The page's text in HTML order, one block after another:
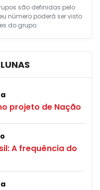
são definidas pelo
número poderá ser visto
do grupo.
projeto de Nação
A frequência do